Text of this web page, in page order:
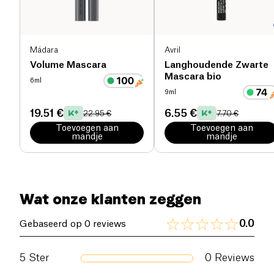
Mádara
Volume Mascara
6ml
19.51 € 22.95 €
Toevoegen aan
mandje
Avril
Langhoudende Zwarte
Mascara bio
9ml
6.55 € 7.70 €
Toevoegen aan
mandje
collageensynthese en elasticiteit te verbeteren •
• Natuurlijk gecertificeerd door Ecocert/COSMOS
According To Cosmos Standard
Wat onze klanten zeggen
Gebaseerd op 0 reviews 0.0
5 Ster 0 Reviews